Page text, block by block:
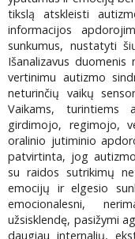
tikslą atskleisti
informacijos
sunkumus, nustatyti
Išanalizavus
vertinimu autizmo
neturinčių vaikų
Vaikams, turintiems
girdimojo, regimojo,
oralinio jutiminio
patvirtinta, jog
su raidos sutrikimų
emocijų ir elgesio
emocionalesni,
užsisklendę, pasižymi
daugiau internalių,